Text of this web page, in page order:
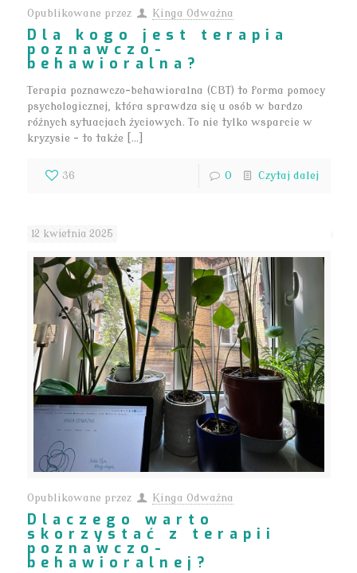
Opublikowane przez Kinga Odważna
Dla kogo jest terapia
poznawczo-
behawioralna?
Terapia poznawczo-behawioralna (CBT) to forma pomocy
psychologicznej, która sprawdza się u osób w bardzo
różnych sytuacjach życiowych. To nie tylko wsparcie w
kryzysie – to także […]
36 0 Czytaj dalej
12 kwietnia 2025
Opublikowane przez Kinga Odważna
Dlaczego warto
skorzystać z terapii
poznawczo-
behawioralnej?